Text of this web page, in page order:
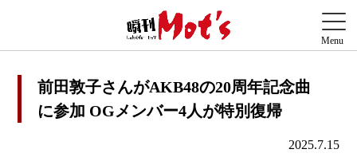
前田敦子さんがAKB48の20周年記念曲
に参加 OGメンバー4人が特別復帰
2025.7.15